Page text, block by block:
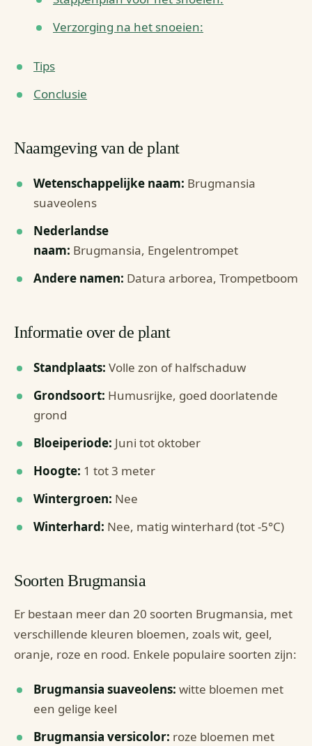
Verzorging na het snoeien:
Tips
Conclusie
Naamgeving van de plant
Wetenschappelijke naam: Brugmansia
suaveolens
Nederlandse
naam: Brugmansia, Engelentrompet
Andere namen: Datura arborea, Trompetboom
Informatie over de plant
Standplaats: Volle zon of halfschaduw
Grondsoort: Humusrijke, goed doorlatende
grond
Bloeiperiode: Juni tot oktober
Hoogte: 1 tot 3 meter
Wintergroen: Nee
Winterhard: Nee, matig winterhard (tot -5°C)
Soorten Brugmansia
Er bestaan meer dan 20 soorten Brugmansia, met
verschillende kleuren bloemen, zoals wit, geel,
oranje, roze en rood. Enkele populaire soorten zijn:
Brugmansia suaveolens: witte bloemen met
een gelige keel
Brugmansia versicolor: roze bloemen met